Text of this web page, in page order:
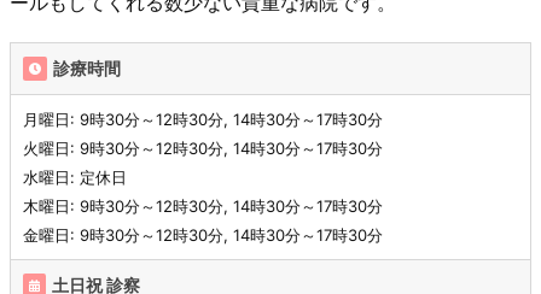
診療時間
月曜日: 9時30分～12時30分, 14時30分～17時30分
火曜日: 9時30分～12時30分, 14時30分～17時30分
水曜日: 定休日
木曜日: 9時30分～12時30分, 14時30分～17時30分
金曜日: 9時30分～12時30分, 14時30分～17時30分
土日祝 診察